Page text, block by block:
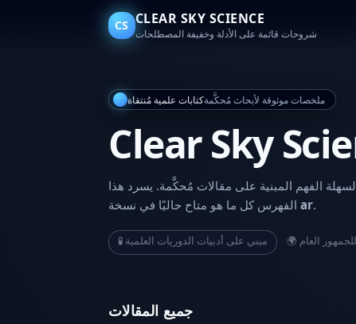
CS CLEAR SKY SCIENCE
شروحات قائمة على الأدلة وخفيفة المصطلحات
كتابات علمية مُنتقاةملخصات موثوقة لأبحاث مُحكَّمة
Clear Sky
الفهم المبنية على مقالات مُحكَّمة. يسرد هذا
ar.
🧪 مبني على أدبيات الدوريات العلمية العام
جميع المقالات